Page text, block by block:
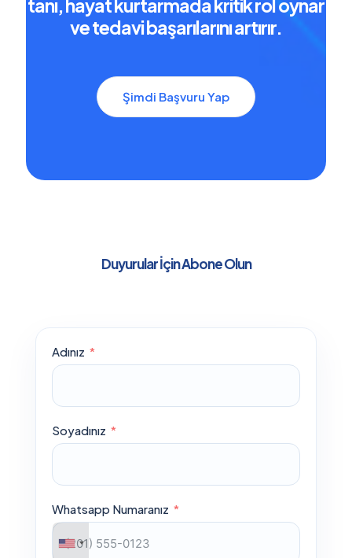
tanı, hayat kurtarmada kritik rol oynar
ve tedavi başarılarını artırır.
Şimdi Başvuru Yap
Duyurular İçin Abone Olun
Adınız
Soyadınız
Whatsapp Numaranız